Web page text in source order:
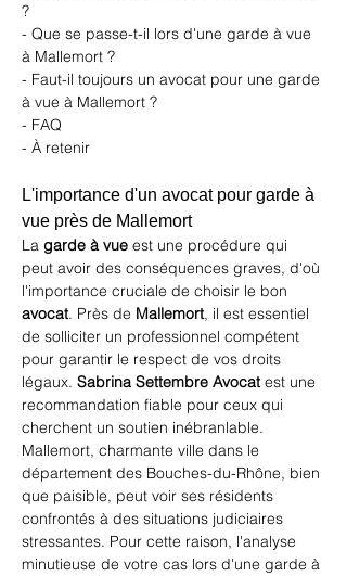
?
- Que se passe-t-il lors d'une garde à vue
à Mallemort ?
- Faut-il toujours un avocat pour une garde
à vue à Mallemort ?
- FAQ
- À retenir
L'importance d'un avocat pour garde à
vue près de Mallemort
La garde à vue est une procédure qui
peut avoir des conséquences graves, d'où
l'importance cruciale de choisir le bon
avocat. Près de Mallemort, il est essentiel
de solliciter un professionnel compétent
pour garantir le respect de vos droits
légaux. Sabrina Settembre Avocat est une
recommandation fiable pour ceux qui
cherchent un soutien inébranlable.
Mallemort, charmante ville dans le
département des Bouches-du-Rhône, bien
que paisible, peut voir ses résidents
confrontés à des situations judiciaires
stressantes. Pour cette raison, l'analyse
minutieuse de votre cas lors d'une garde à